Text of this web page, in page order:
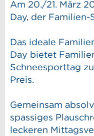
Am 20./21. März
Day, der
Das ideale
Day bietet
Schneesporttag
Preis.
Gemeinsam
spassiges
leckeren